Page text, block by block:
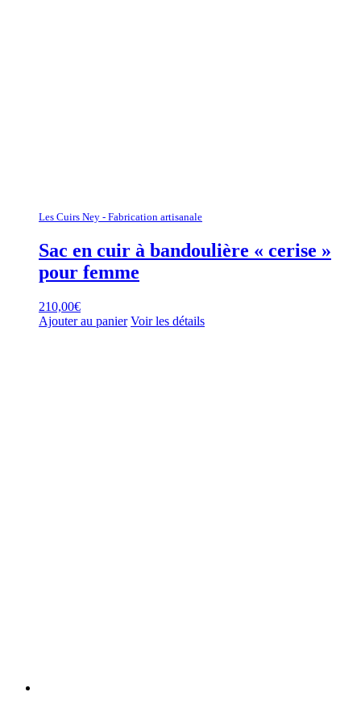
Les Cuirs Ney - Fabrication artisanale
Sac en cuir à bandoulière « cerise »
pour femme
210,00€
Ajouter au panier Voir les détails